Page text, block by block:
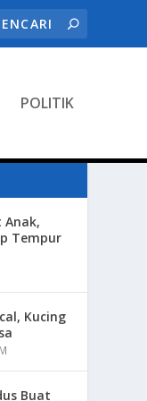
POLITIK
Anak,
Tempur
Kucing
Buat